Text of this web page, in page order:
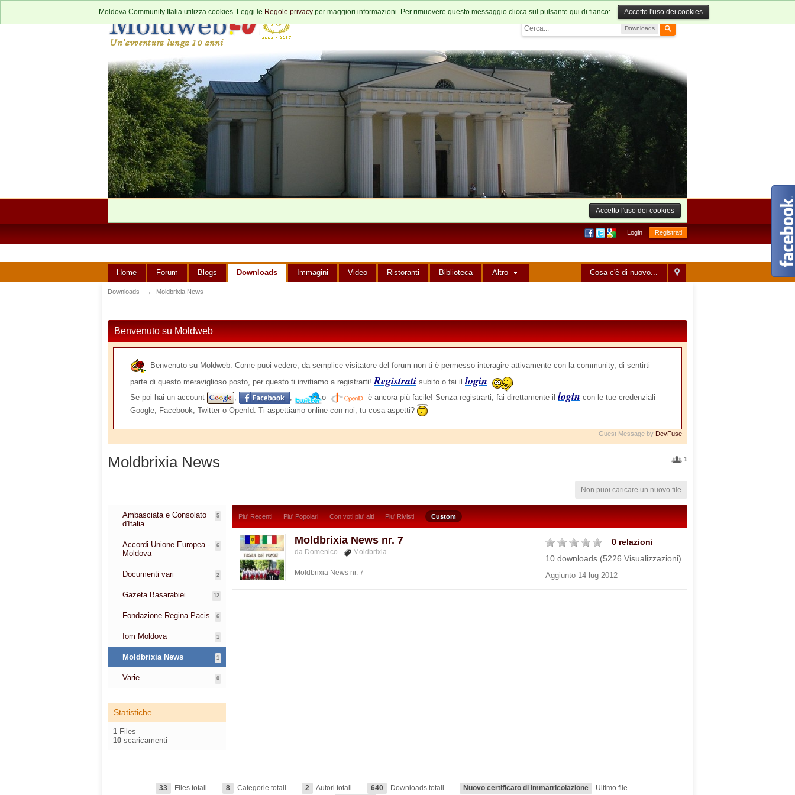
Downloads
Moldova Community Italia utilizza cookies. Leggi le Regole privacy per maggiori informazioni. Per rimuovere questo messaggio clicca sul pulsante qui di fianco: Accetto l'uso dei cookies
Accetto l'uso dei cookies
Login Registrati
Cosa c'è di nuovo...
Home Forum Blogs Downloads Immagini Video Ristoranti Biblioteca Altro
Downloads → Moldbrixia News
Benvenuto su Moldweb
Benvenuto su Moldweb. Come puoi vedere, da semplice visitatore del forum non ti è permesso interagire attivamente con la community, di sentirti
parte di questo meraviglioso posto, per questo ti invitiamo a registrarti!Registrati subito o fai il login.
Se poi hai un account
, , o è ancora più facile! Senza registrarti, fai direttamente il login con le tue credenziali
Google, Facebook, Twitter o OpenId. Ti aspettiamo online con noi, tu cosa aspetti?
Guest Message by DevFuse
1
Moldbrixia News
Non puoi caricare un nuovo file
5
Ambasciata e Consolato
d'Italia
6
Accordi Unione Europea -
Moldova
2
Documenti vari
12
Gazeta Basarabiei
6
Fondazione Regina Pacis
1
Iom Moldova
1
Moldbrixia News
0
Varie
Statistiche
1 Files
10 scaricamenti
Piu' Recenti Piu' Popolari Con voti piu' alti Piu' Rivisti Custom
0 relazioni
10 downloads (5226 Visualizzazioni)
Aggiunto 14 lug 2012
Moldbrixia News nr. 7
da Domenico Moldbrixia
Moldbrixia News nr. 7
33 Files totali 8 Categorie totali 2 Autori totali 640 Downloads totali Nuovo certificato di immatricolazione Ultimo file